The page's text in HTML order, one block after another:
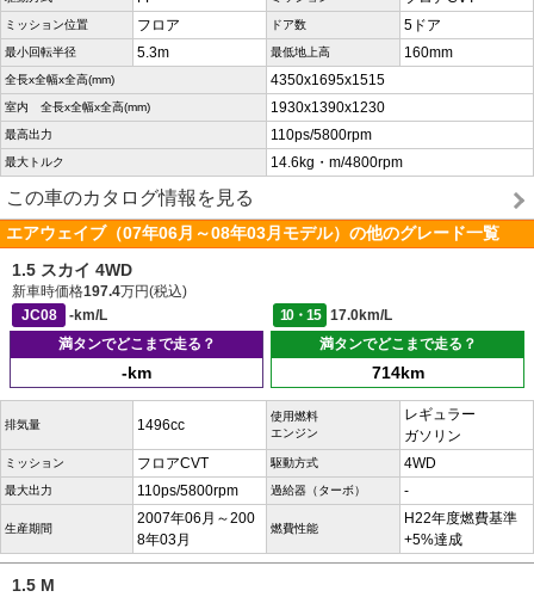
ミッション位置 フロア ドア数 5ドア
最小回転半径 5.3m 最低地上高 160mm
全長x全幅x全高(mm) 4350x1695x1515
室内 全長x全幅x全高(mm) 1930x1390x1230
最高出力 110ps/5800rpm
最大トルク 14.6kg・m/4800rpm
この車のカタログ情報を見る
エアウェイブ（07年06月～08年03月モデル）の他のグレード一覧
1.5 スカイ 4WD
新車時価格197.4万円(税込)
JC08
-km/L 10・15
17.0km/L
満タンでどこまで走る？
-km
満タンでどこまで走る？
714km
排気量 1496cc
使用燃料
エンジン
レギュラー
ガソリン
ミッション フロアCVT 駆動方式 4WD
最大出力 110ps/5800rpm 過給器（ターボ） -
生産期間
2007年06月～200
8年03月
燃費性能
H22年度燃費基準
+5%達成
1.5 M